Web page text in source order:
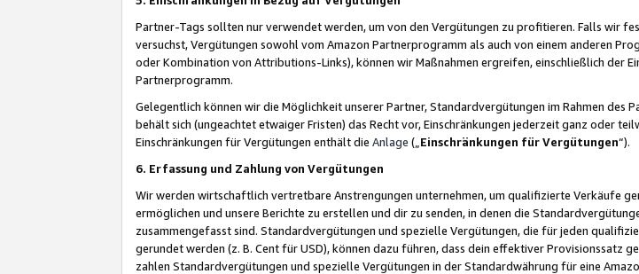
Partner-Tags sollten nur verwendet werden, um von den Vergütungen zu profitieren. Falls wir
versuchst, Vergütungen sowohl vom Amazon Partnerprogramm als auch von einem anderen
oder Kombination von Attributions-Links), können wir Maßnahmen ergreifen, einschließlich der
Partnerprogramm.
Gelegentlich können wir die Möglichkeit unserer Partner, Standardvergütungen im Rahmen
behält sich (ungeachtet etwaiger Fristen) das Recht vor, Einschränkungen jederzeit ganz oder
Einschränkungen für Vergütungen enthält die Anlage („ Einschränkungen für Vergütungen“).
6. Erfassung und Zahlung von Vergütungen
Wir werden wirtschaftlich vertretbare Anstrengungen unternehmen, um qualifizierte Verkäufe
ermöglichen und unsere Berichte zu erstellen und dir zu senden, in denen die
zusammengefasst sind. Standardvergütungen und spezielle Vergütungen, die für jeden
gerundet werden (z. B. Cent für USD), können dazu führen, dass dein effektiver Provisionssatz
zahlen Standardvergütungen und spezielle Vergütungen in der Standardwährung für eine